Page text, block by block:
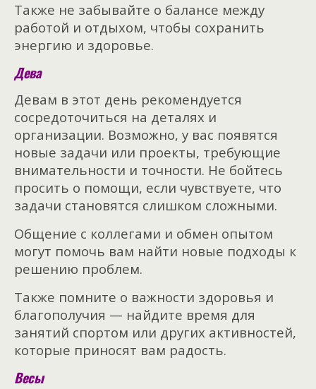
Также не забывайте о балансе между
работой и отдыхом, чтобы сохранить
энергию и здоровье.
Дева
Девам в этот день рекомендуется
сосредоточиться на деталях и
организации. Возможно, у вас появятся
новые задачи или проекты, требующие
внимательности и точности. Не бойтесь
просить о помощи, если чувствуете, что
задачи становятся слишком сложными.
Общение с коллегами и обмен опытом
могут помочь вам найти новые подходы к
решению проблем.
Также помните о важности здоровья и
благополучия — найдите время для
занятий спортом или других активностей,
которые приносят вам радость.
Весы